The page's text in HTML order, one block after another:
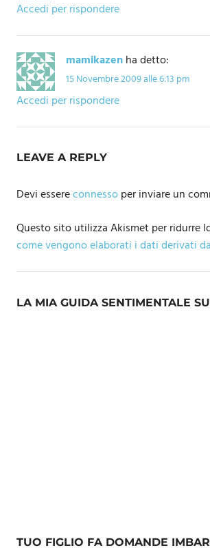
Accedi per rispondere
mamikazenha detto:
15 Novembre 2009 alle 6:13 pm
Accedi per rispondere
LEAVE A REPLY
Devi essereconnessoper inviare un
Questo sito utilizza Akismet per ridurre
come vengono elaborati i dati derivati
LA MIA GUIDA SENTIMENTALE
TUO FIGLIO FA DOMANDE